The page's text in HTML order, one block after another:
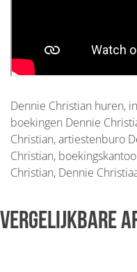
Dennie Christian huren,
boekingen Dennie
Christian, artiestenburo
Christian,
Christian, Dennie
Vergelijkbare